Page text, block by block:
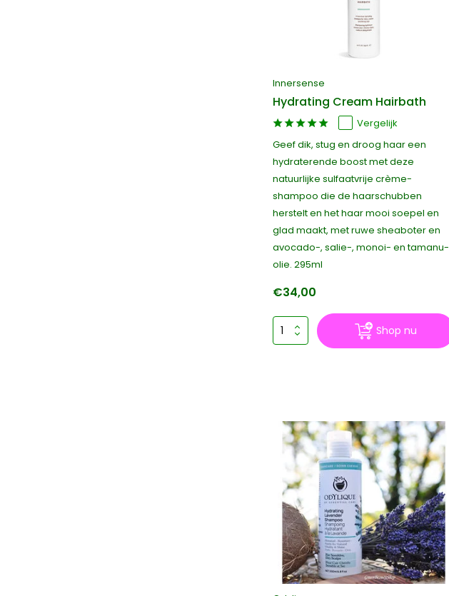
Innersense
Hydrating Cream Hairbath
Vergelijk
Geef dik, stug en droog haar een
hydraterende boost met deze
natuurlijke sulfaatvrije crème-
shampoo die de haarschubben
herstelt en het haar mooi soepel en
glad maakt, met ruwe sheaboter en
avocado-, salie-, monoi- en tamanu-
olie. 295ml
€34,00
Shop nu